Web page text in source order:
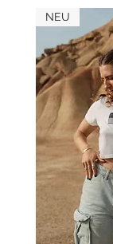
49 cm
M 52 cm
L 55 cm
XL 58 cm
NEU